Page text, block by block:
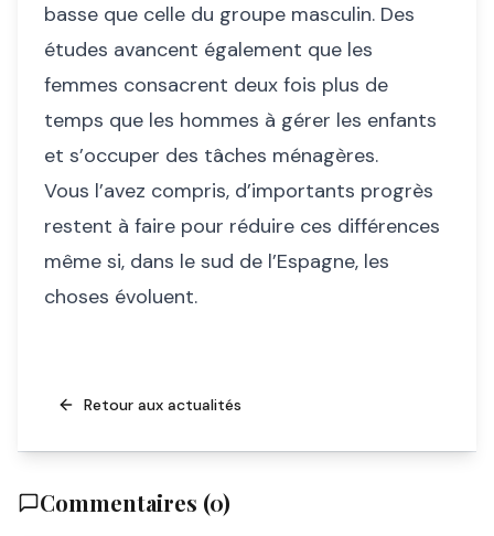
basse que celle du groupe masculin. Des
études avancent également que les
femmes consacrent deux fois plus de
temps que les hommes à gérer les enfants
et s’occuper des tâches ménagères.
Vous l’avez compris, d’importants progrès
restent à faire pour réduire ces différences
même si, dans le sud de l’Espagne, les
choses évoluent.
Retour aux actualités
Commentaires (0)